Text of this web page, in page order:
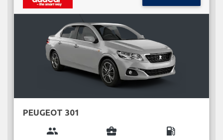
PEUGEOT 301
group business_center local_gas_station